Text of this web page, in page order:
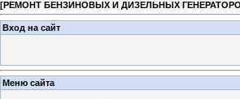
[РЕМОНТ БЕНЗИНОВЫХ И ДИЗЕЛЬНЫХ
Вход на сайт
Меню сайта